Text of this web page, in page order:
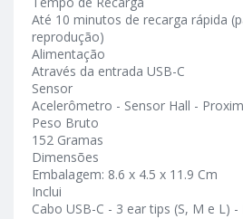
Até 10 minutos de recarga rápida
reprodução)
Alimentação
Através da entrada USB-C
Sensor
Acelerômetro - Sensor Hall -
Peso Bruto
152 Gramas
Dimensões
Embalagem: 8.6 x 4.5 x 11.9 Cm
Inclui
Cabo USB-C - 3 ear tips (S, M e L) -